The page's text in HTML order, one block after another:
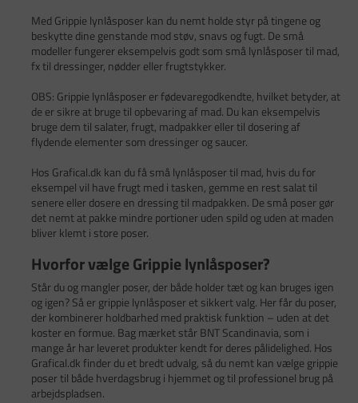
Med Grippie lynlåsposer kan du nemt holde styr på tingene og
beskytte dine genstande mod støv, snavs og fugt. De små
modeller fungerer eksempelvis godt som små lynlåsposer til mad,
fx til dressinger, nødder eller frugtstykker.
OBS: Grippie lynlåsposer er fødevaregodkendte, hvilket betyder, at
de er sikre at bruge til opbevaring af mad. Du kan eksempelvis
bruge dem til salater, frugt, madpakker eller til dosering af
flydende elementer som dressinger og saucer.
Hos Grafical.dk kan du få små lynlåsposer til mad, hvis du for
eksempel vil have frugt med i tasken, gemme en rest salat til
senere eller dosere en dressing til madpakken. De små poser gør
det nemt at pakke mindre portioner uden spild og uden at maden
bliver klemt i store poser.
Hvorfor vælge Grippie lynlåsposer?
Står du og mangler poser, der både holder tæt og kan bruges igen
og igen? Så er grippie lynlåsposer et sikkert valg. Her får du poser,
der kombinerer holdbarhed med praktisk funktion – uden at det
koster en formue. Bag mærket står BNT Scandinavia, som i
mange år har leveret produkter kendt for deres pålidelighed. Hos
Grafical.dk finder du et bredt udvalg, så du nemt kan vælge grippie
poser til både hverdagsbrug i hjemmet og til professionel brug på
arbejdspladsen.